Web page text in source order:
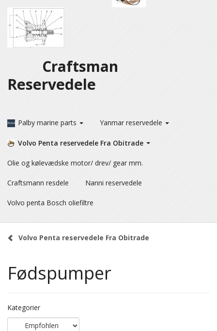
Craftsman
Reservedele
Palby marine parts Yanmar reservedele
Volvo Penta reservedele Fra Obitrade
Olie og kølevædske motor/ drev/ gear mm.
Craftsmann resdele Nanni reservedele
Volvo penta Bosch oliefiltre
Volvo Penta reservedele Fra Obitrade
Fødspumper
Kategorier